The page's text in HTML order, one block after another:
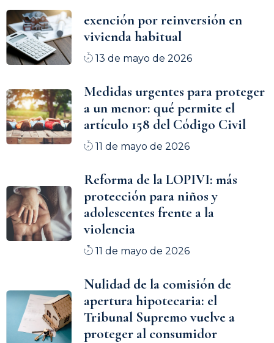
exención por reinversión en
vivienda habitual
13 de mayo de 2026
Medidas urgentes para proteger
a un menor: qué permite el
artículo 158 del Código Civil
11 de mayo de 2026
Reforma de la LOPIVI: más
protección para niños y
adolescentes frente a la
violencia
11 de mayo de 2026
Nulidad de la comisión de
apertura hipotecaria: el
Tribunal Supremo vuelve a
proteger al consumidor